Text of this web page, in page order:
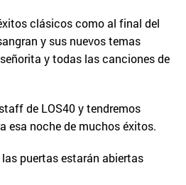
clásicos como al final del
y sus nuevos temas
y todas las canciones de
de LOS40 y tendremos
esa noche de muchos éxitos.
puertas estarán abiertas